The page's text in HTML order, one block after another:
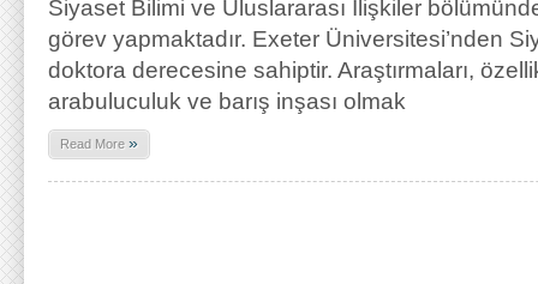
Siyaset Bilimi ve Uluslararası İlişkiler
görev yapmaktadır. Exeter Üniversitesi’nden
doktora derecesine sahiptir. Araştırmaları,
arabuluculuk ve barış inşası olmak
Read More »